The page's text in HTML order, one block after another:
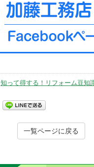
知って得する！リフォーム豆知
一覧ページに戻る